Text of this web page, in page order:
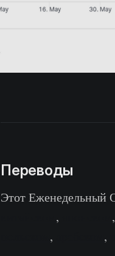
Переводы
Этот Еженедельный
, ,
, ,